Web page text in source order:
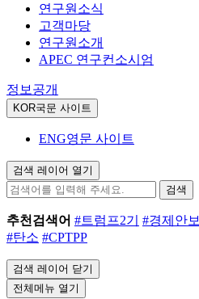
연구원소식
고객마당
연구원소개
APEC 연구컨소시엄
정보공개
KOR국문 사이트
ENG영문 사이트
검색 레이어 열기
검색
추천검색어 #트럼프2기 #경제안보
#탄소 #CPTPP
검색 레이어 닫기
전체메뉴 열기